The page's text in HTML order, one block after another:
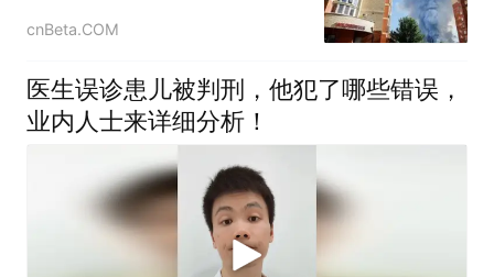
经济连锁反应
cnBeta.COM
医生误诊患儿被判刑，他犯了哪些错误，
业内人士来详细分析！